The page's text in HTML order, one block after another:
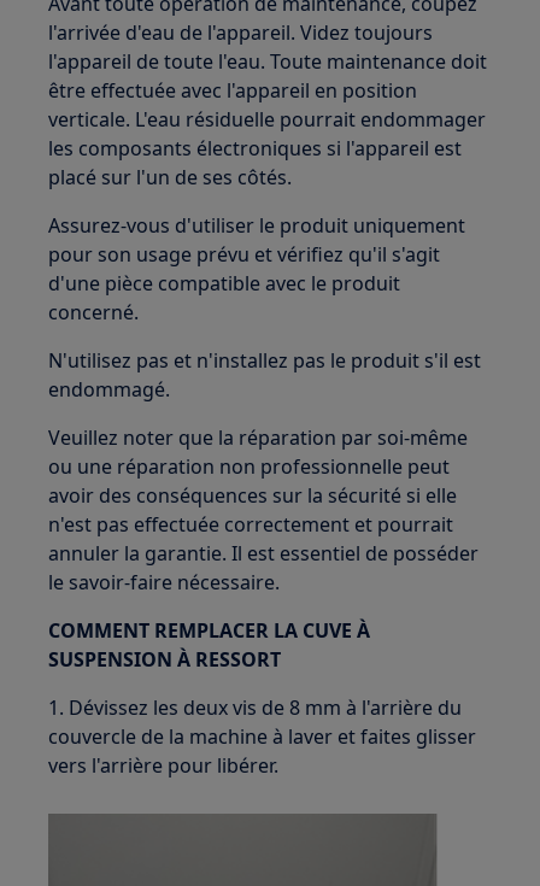
l'arrivée d'eau de l'appareil. Videz toujours
l'appareil de toute l'eau. Toute maintenance doit
être effectuée avec l'appareil en position
verticale. L'eau résiduelle pourrait endommager
les composants électroniques si l'appareil est
placé sur l'un de ses côtés.
Assurez-vous d'utiliser le produit uniquement
pour son usage prévu et vérifiez qu'il s'agit
d'une pièce compatible avec le produit
concerné.
N'utilisez pas et n'installez pas le produit s'il est
endommagé.
Veuillez noter que la réparation par soi-même
ou une réparation non professionnelle peut
avoir des conséquences sur la sécurité si elle
n'est pas effectuée correctement et pourrait
annuler la garantie. Il est essentiel de posséder
le savoir-faire nécessaire.
COMMENT REMPLACER LA CUVE À
SUSPENSION À RESSORT
1. Dévissez les deux vis de 8 mm à l'arrière du
couvercle de la machine à laver et faites glisser
vers l'arrière pour libérer.